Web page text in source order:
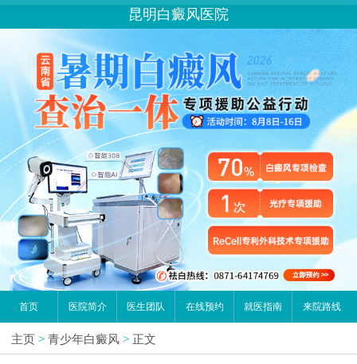
昆明白癜风医院
首页 医院简介 医生团队 在线预约 就医指南 来院路线
主页 > 青少年白癜风 > 正文